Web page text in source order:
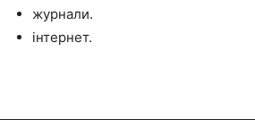
журнали.
інтернет.